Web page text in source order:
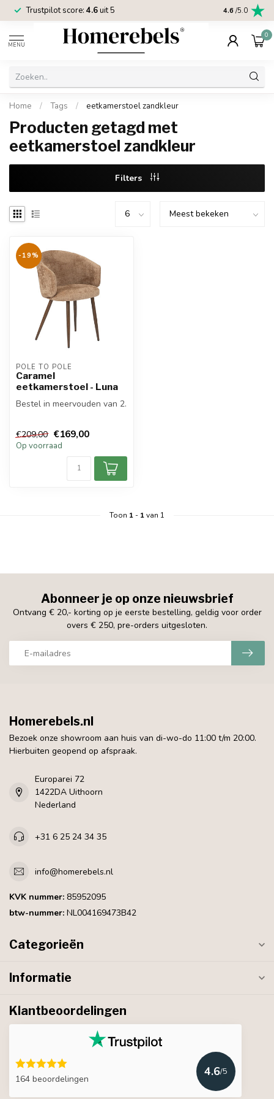
Trustpilot score: 4.6uit 5 2 jaar
4.6 /5.0
MENU
0
Home / Tags / eetkamerstoel zandkleur
Producten getagd met
eetkamerstoel zandkleur
Filters
-19%
POLE TO POLE
Caramel
eetkamerstoel - Luna
Bestel in meervouden van 2.
€209,00 €169,00
Op voorraad
Toon 1- 1van 1
Abonneer je op onze nieuwsbrief
Ontvang € 20,- korting op je eerste bestelling, geldig voor order
overs € 250, pre-orders uitgesloten.
Homerebels.nl
Bezoek onze showroom aan huis van di-wo-do 11:00 t/m 20:00.
Hierbuiten geopend op afspraak.
Europarei 72
1422DA Uithoorn
Nederland
+31 6 25 24 34 35
info@homerebels.nl
KVK nummer: 85952095
btw-nummer: NL004169473B42
Categorieën
Informatie
Klantbeoordelingen
164 beoordelingen
4.6/5